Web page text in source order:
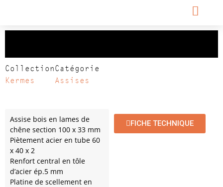
Collection
Kermes
Catégorie
Assises
Assise bois en lames de
chêne section 100 x 33 mm
Piètement acier en tube 60
x 40 x 2
Renfort central en tôle
d’acier ép.5 mm
Platine de scellement en
FICHE TECHNIQUE